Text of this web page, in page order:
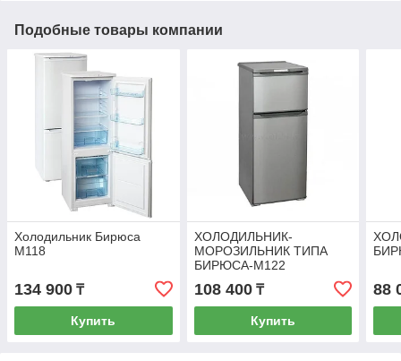
Подобные товары компании
Холодильник Бирюса
M118
134 900 ₸
Купить
ХОЛОДИЛЬНИК-
МОРОЗИЛЬНИК ТИПА
БИРЮСА-M122
108 400₸
Купить
88